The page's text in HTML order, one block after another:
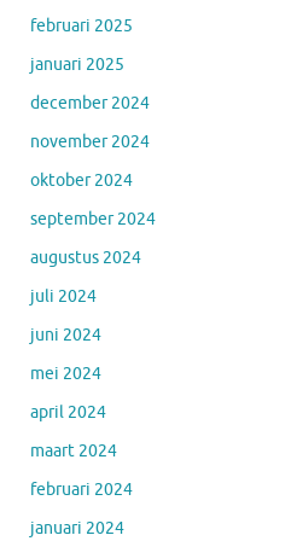
februari 2025
januari 2025
december 2024
november 2024
oktober 2024
september 2024
augustus 2024
juli 2024
juni 2024
mei 2024
april 2024
maart 2024
februari 2024
januari 2024